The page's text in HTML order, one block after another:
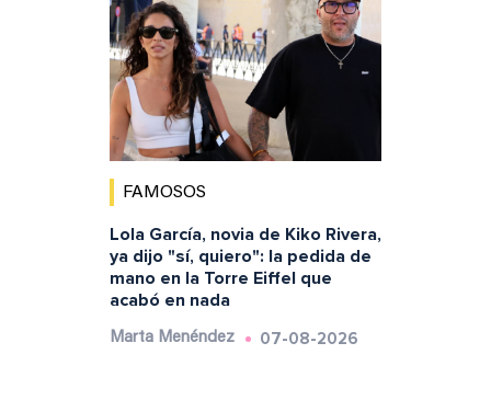
FAMOSOS
Lola García, novia de Kiko Rivera,
ya dijo "sí, quiero": la pedida de
mano en la Torre Eiffel que
acabó en nada
Marta Menéndez 07-08-2026